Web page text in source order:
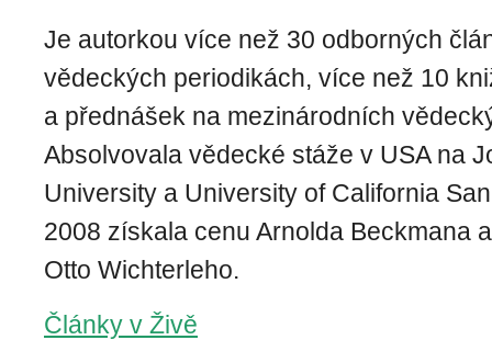
Je autorkou více než 30 odborných
vědeckých periodikách, více než 10
a přednášek na mezinárodních
Absolvovala vědecké stáže v USA na
University a University of California
2008 získala cenu Arnolda Beckmana
Otto Wichterleho.
Články v Živě